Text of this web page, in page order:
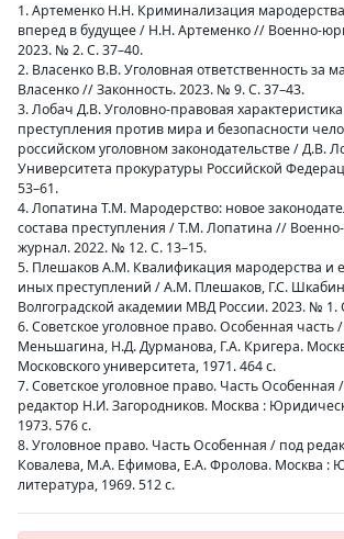
1. Артеменко Н.Н. Криминализация
вперед в будущее / Н.Н. Артеменко // Военно-
2023. № 2. С. 37–40.
2. Власенко В.В. Уголовная ответственность за
Власенко // Законность. 2023. № 9. С. 37–43.
3. Лобач Д.В. Уголовно-правовая
преступления против мира и безопасности
российском уголовном законодательстве / Д.В.
Университета прокуратуры Российской
53–61.
4. Лопатина Т.М. Мародерство: новое
состава преступления / Т.М. Лопатина //
журнал. 2022. № 12. С. 13–15.
5. Плешаков А.М. Квалификация мародерства и
иных преступлений / А.М. Плешаков, Г.С.
Волгоградской академии МВД России. 2023. № 1.
6. Советское уголовное право. Особенная
Меньшагина, Н.Д. Дурманова, Г.А. Кригера.
Московского университета, 1971. 464 с.
7. Советское уголовное право. Часть Особенная
редактор Н.И. Загородников. Москва :
1973. 576 с.
8. Уголовное право. Часть Особенная / под
Ковалева, М.А. Ефимова, Е.А. Фролова. Москва :
литература, 1969. 512 с.